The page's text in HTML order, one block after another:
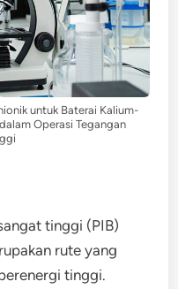
untuk Baterai Kalium-
Operasi Tegangan
tinggi (PIB)
rute yang
tinggi.